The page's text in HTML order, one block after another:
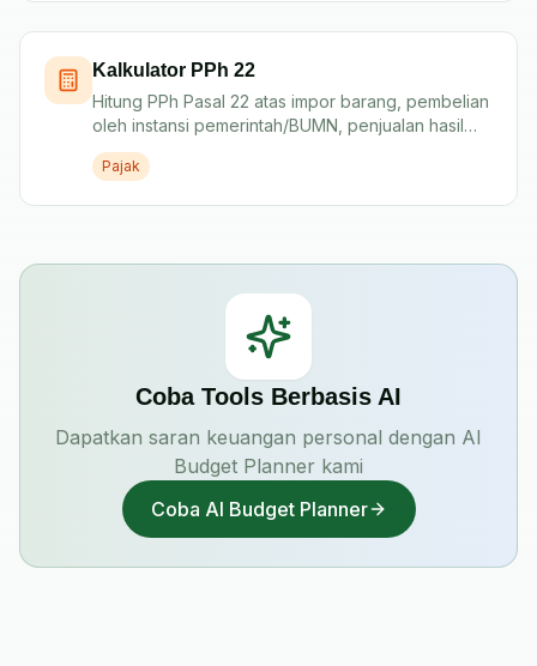
Kalkulator PPh 22
Hitung PPh Pasal 22 atas impor barang, pembelian
oleh instansi pemerintah/BUMN, penjualan hasil
produksi industri tertentu, dan barang tergolong
sangat mewah.
Pajak
Coba Tools Berbasis AI
Dapatkan saran keuangan personal dengan AI
Budget Planner kami
Coba AI Budget Planner